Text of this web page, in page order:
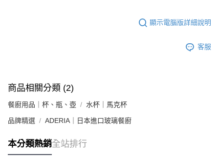
顯示電腦版詳細說明
客服
商品相關分類 (2)
餐廚用品｜杯、瓶、壺 水杯｜馬克杯
品牌精選 ADERIA｜日本進口玻璃餐廚
本分類熱銷全站排行